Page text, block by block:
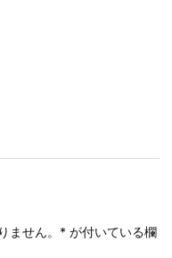
ません。 * が付いている欄